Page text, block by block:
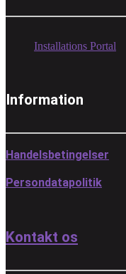
Installations Portal
Information
Handelsbetingelser
Persondatapolitik
Kontakt os